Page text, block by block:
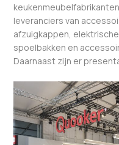
leveranciers van
afzuigkappen,
spoelbakken en
Daarnaast zijn er